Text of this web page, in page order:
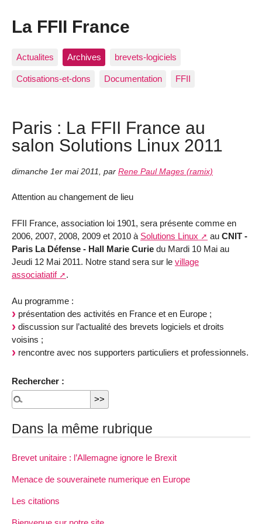
La FFII France
Actualites Archives brevets-logiciels
Cotisations-et-dons Documentation FFII
Paris : La FFII France au
salon Solutions Linux 2011
dimanche 1er mai 2011 par Rene Paul Mages (ramix)
Attention au changement de lieu
FFII France, association loi 1901, sera présente comme en
2006, 2007, 2008, 2009 et 2010 à Solutions Linux au CNIT -
Paris La Défense - Hall Marie Curie du Mardi 10 Mai au
Jeudi 12 Mai 2011. Notre stand sera sur le village
associatiatif
.
Au programme :
présentation des activités en France et en Europe ;
discussion sur l’actualité des brevets logiciels et droits
voisins ;
rencontre avec nos supporters particuliers et professionnels.
Rechercher :
Dans la même rubrique
Brevet unitaire : l’Allemagne ignore le Brexit
Menace de souverainete numerique en Europe
Les citations